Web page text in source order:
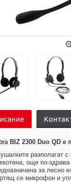
BIZ 2300 Duo QD е
разполагат
още по-
за лесно
се микрофон и